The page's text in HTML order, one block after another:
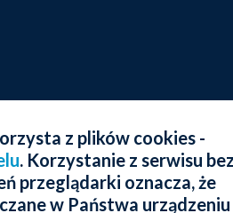
z plików cookies -
. Korzystanie z serwisu
przeglądarki oznacza, że
w Państwa urządzeniu